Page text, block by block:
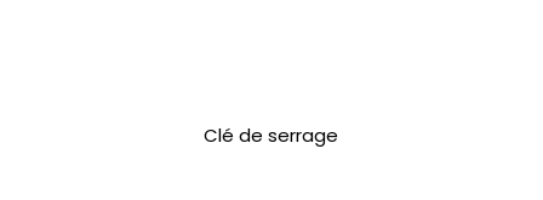
Clé de serrage